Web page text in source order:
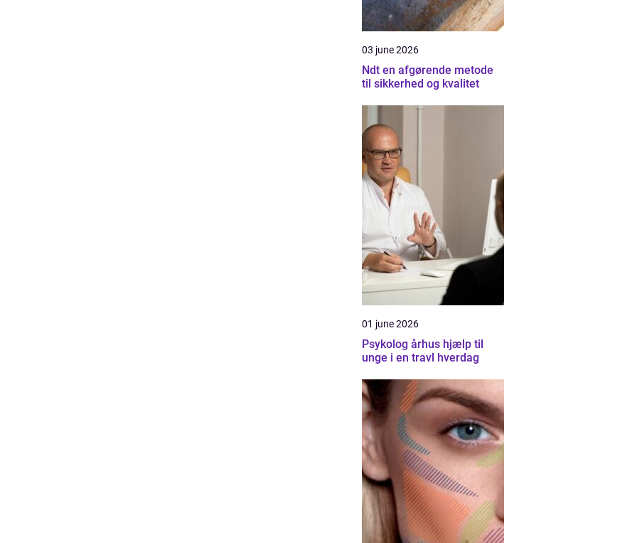
03 june 2026
Ndt en afgørende metode
til sikkerhed og kvalitet
01 june 2026
Psykolog århus hjælp til
unge i en travl hverdag